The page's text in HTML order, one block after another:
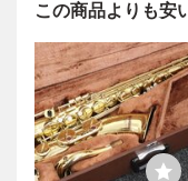
この商品よりも安